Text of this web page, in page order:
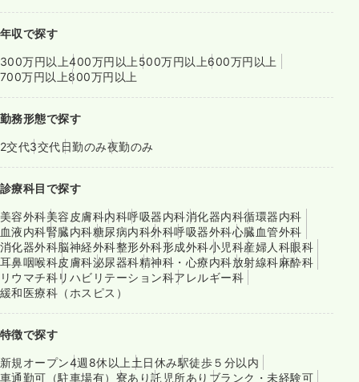
年収で探す
300万円以上400万円以上 500万円以上600万円以上
700万円以上800万円以上
勤務形態で探す
2交代3交代日勤のみ夜勤のみ
診療科目で探す
美容外科美容皮膚科内科呼吸器内科消化器内科循環器内科
血液内科腎臓内科糖尿病内科外科呼吸器外科心臓血管外科
消化器外科脳神経外科整形外科形成外科小児科産婦人科眼科
耳鼻咽喉科皮膚科泌尿器科精神科・心療内科放射線科麻酔科
リウマチ科リハビリテーション科アレルギー科
緩和医療科（ホスピス）
特徴で探す
新規オープン4週8休以上 土日休み駅徒歩５分以内
車通勤可（駐車場有） 寮あり託児所あり ブランク・未経験可